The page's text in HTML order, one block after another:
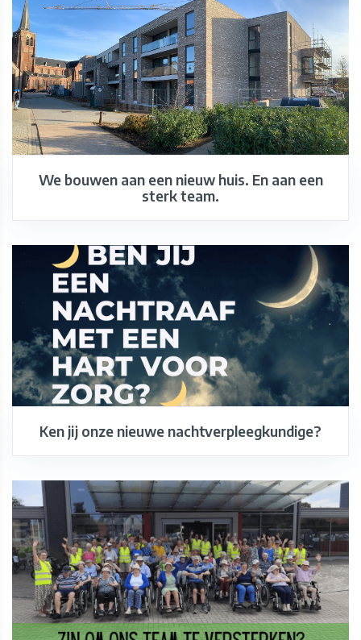
We bouwen aan een nieuw huis. En aan een
sterk team.
Ken jij onze nieuwe nachtverpleegkundige?